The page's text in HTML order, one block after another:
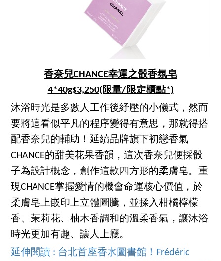
香奈兒CHANCE幸運之骰香氛皂
4*40g$3,250(限量/限定櫃點*)
沐浴時光是多數人工作後紓壓的小儀式，然而
要將這看似平凡的程序變得有意思，那就得搭
配香奈兒的輔助！延續品牌旗下初戀香氣
CHANCE的甜美花果香韻，這次香奈兒便採骰
子為設計概念，創作這款四方形的柔膚皂。重
現CHANCE掌握愛情的機會命運核心價值，於
柔膚皂上嵌印上立體圖騰，並揉入柑橘檸檬
香、茉莉花、柚木香調和的溫柔香氣，讓沐浴
時光更加有趣、讓人上癮。
延伸閱讀 : 台北首座香水圖書館！Frédéric